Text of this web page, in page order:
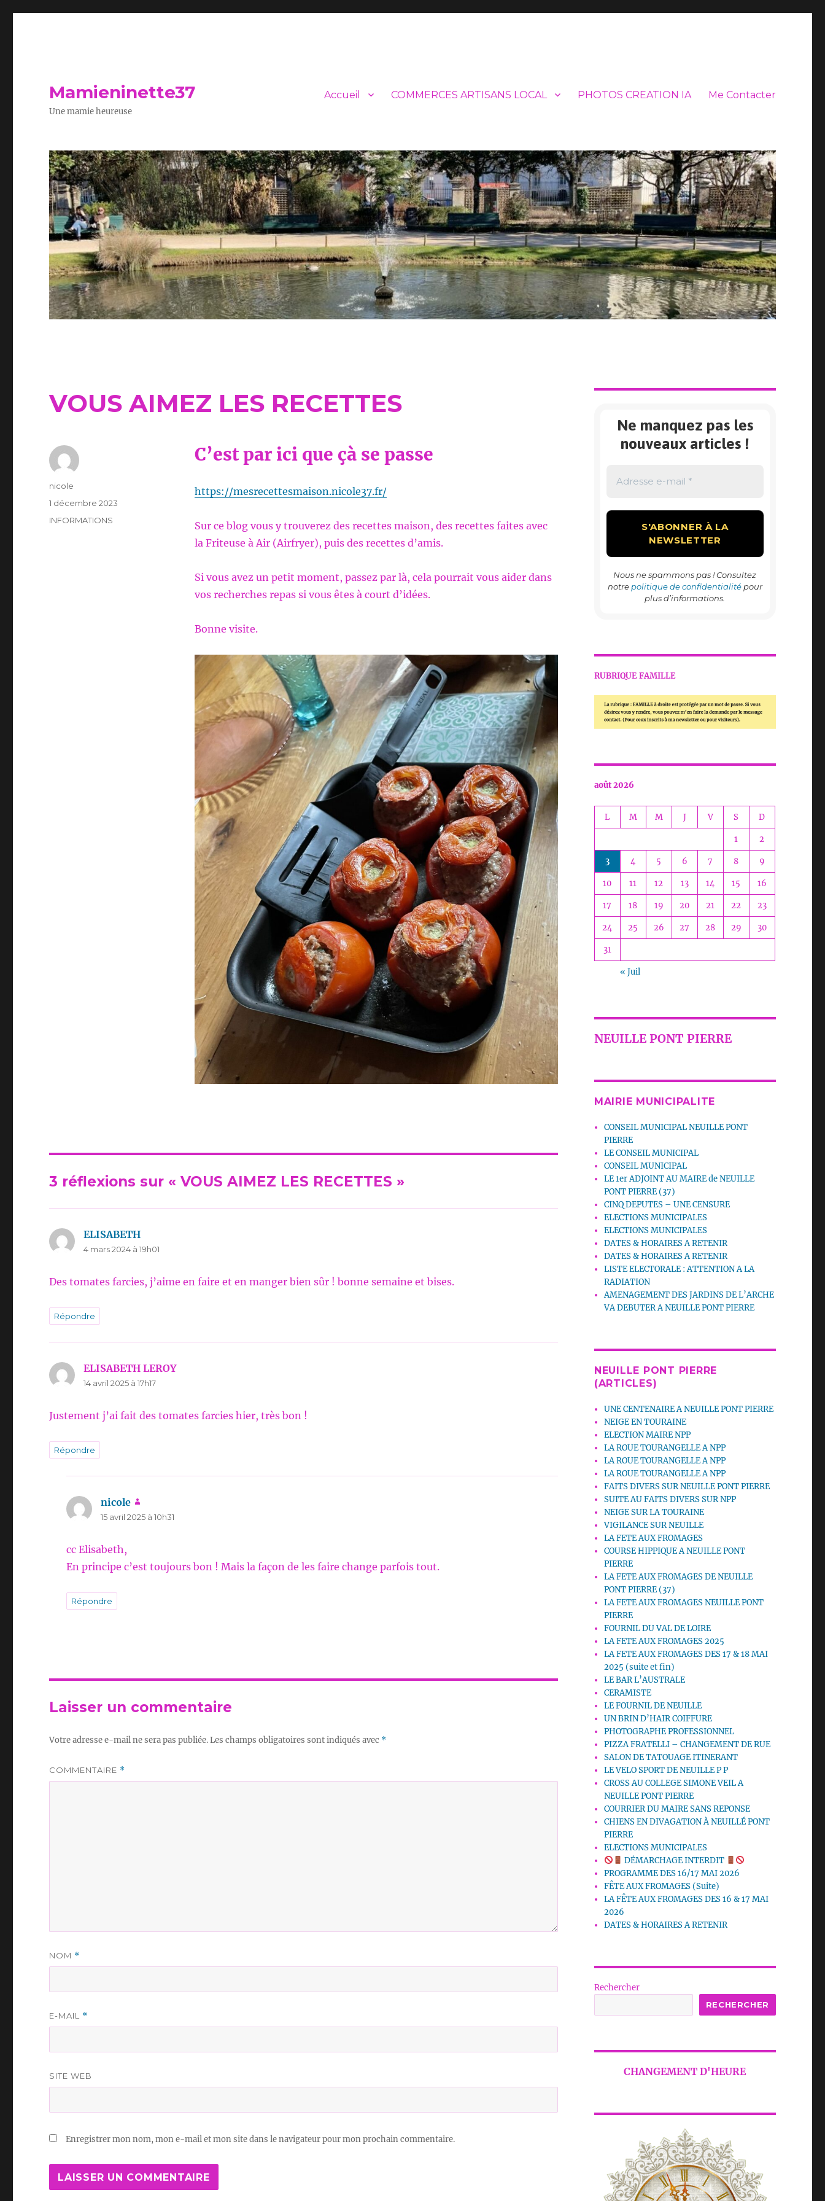
Mamieninette37
Une mamie heureuse
Accueil COMMERCES ARTISANS LOCAL PHOTOS CREATION IA Me Contacter
VOUS AIMEZ LES RECETTES
C’est par ici que çà se passe
https://mesrecettesmaison.nicole37.fr/
Sur ce blog vous y trouverez des recettes maison, des recettes faites avec
la Friteuse à Air (Airfryer), puis des recettes d’amis.
Si vous avez un petit moment, passez par là, cela pourrait vous aider dans
vos recherches repas si vous êtes à court d’idées.
Bonne visite.
Auteur
nicole
Publié
1 décembre 2023
Catégories
INFORMATIONS
3 réflexions sur « VOUS AIMEZ LES RECETTES »
ELISABETH
4 mars 2024 à 19h01
Des tomates farcies, j’aime en faire et en manger bien sûr ! bonne semaine et bises.
Répondre
ELISABETH LEROYdit :
14 avril 2025 à 17h17
Justement j’ai fait des tomates farcies hier, très bon !
Répondre
nicole
15 avril 2025 à 10h31
cc Elisabeth,
En principe c’est toujours bon ! Mais la façon de les faire change parfois tout.
Répondre
Laisser un commentaire
Votre adresse e-mail ne sera pas publiée.Les champs obligatoires sont indiqués avec *
COMMENTAIRE *
NOM *
E-MAIL *
SITE WEB
Enregistrer mon nom, mon e-mail et mon site dans le navigateur pour mon prochain commentaire.
Ne manquez pas les
nouveaux articles !
Nous ne spammons pas ! Consultez
notre politique de confidentialitépour
plus d’informations.
RUBRIQUE FAMILLE
août 2026
L M M J V S D
1 2
3 4 5 6 7 8 9
10 11 12 13 14 15 16
17 18 19 20 21 22 23
24 25 26 27 28 29 30
31
« Juil
NEUILLE PONT PIERRE
MAIRIE MUNICIPALITE
CONSEIL MUNICIPAL NEUILLE PONT
PIERRE
LE CONSEIL MUNICIPAL
CONSEIL MUNICIPAL
LE 1er ADJOINT AU MAIRE de NEUILLE
PONT PIERRE (37)
CINQ DEPUTES – UNE CENSURE
ELECTIONS MUNICIPALES
ELECTIONS MUNICIPALES
DATES & HORAIRES A RETENIR
DATES & HORAIRES A RETENIR
LISTE ELECTORALE : ATTENTION A LA
RADIATION
AMENAGEMENT DES JARDINS DE L’ARCHE
VA DEBUTER A NEUILLE PONT PIERRE
NEUILLE PONT PIERRE
(ARTICLES)
UNE CENTENAIRE A NEUILLE PONT PIERRE
NEIGE EN TOURAINE
ELECTION MAIRE NPP
LA ROUE TOURANGELLE A NPP
LA ROUE TOURANGELLE A NPP
LA ROUE TOURANGELLE A NPP
FAITS DIVERS SUR NEUILLE PONT PIERRE
SUITE AU FAITS DIVERS SUR NPP
NEIGE SUR LA TOURAINE
VIGILANCE SUR NEUILLE
LA FETE AUX FROMAGES
COURSE HIPPIQUE A NEUILLE PONT
PIERRE
LA FETE AUX FROMAGES DE NEUILLE
PONT PIERRE (37)
LA FETE AUX FROMAGES NEUILLE PONT
PIERRE
FOURNIL DU VAL DE LOIRE
LA FETE AUX FROMAGES 2025
LA FETE AUX FROMAGES DES 17 & 18 MAI
2025 (suite et fin)
LE BAR L’AUSTRALE
CERAMISTE
LE FOURNIL DE NEUILLE
UN BRIN D’HAIR COIFFURE
PHOTOGRAPHE PROFESSIONNEL
PIZZA FRATELLI – CHANGEMENT DE RUE
SALON DE TATOUAGE ITINERANT
LE VELO SPORT DE NEUILLE P P
CROSS AU COLLEGE SIMONE VEIL A
NEUILLE PONT PIERRE
COURRIER DU MAIRE SANS REPONSE
CHIENS EN DIVAGATION À NEUILLÉ PONT
PIERRE
ELECTIONS MUNICIPALES
DÉMARCHAGE INTERDIT
PROGRAMME DES 16/17 MAI 2026
FÊTE AUX FROMAGES (Suite)
LA FÊTE AUX FROMAGES DES 16 & 17 MAI
2026
DATES & HORAIRES A RETENIR
Rechercher
RECHERCHER
CHANGEMENT D'HEURE